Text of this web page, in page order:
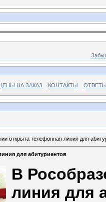
ЦЕНЫ НА ЗАКАЗ КОНТАКТЫ
открыта телефонная линия для
для абитуриентов
В
линия для